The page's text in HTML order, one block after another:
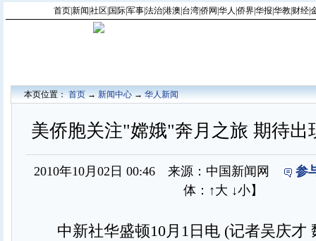
首页|新闻 社区 国际|军事|法治|港澳 台湾|侨网 华人 侨界|华报 华教| 财经|
本页位置：首页→新闻中心→华人新闻
美侨胞关注"嫦娥"奔月之旅 期待出
2010年10月02日 00:46 来源：中国新闻网
参
体： ↑大 ↓小】
中新社华盛顿10月1日电 (记者吴庆才